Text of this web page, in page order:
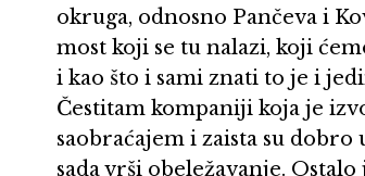
okruga, odnosno Pančeva i
most koji se tu nalazi, koji
i kao što i sami znati to je i
Čestitam kompaniji koja je
saobraćajem i zaista su dobro
sada vrši obeležavanje.